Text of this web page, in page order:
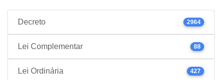
Decreto 2964
Lei Complementar 88
Lei Ordinária 427